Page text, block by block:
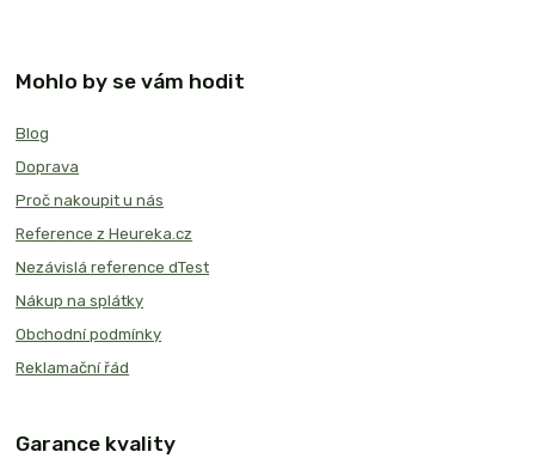
Mohlo by se vám hodit
Blog
Doprava
Proč nakoupit u nás
Reference z Heureka.cz
Nezávislá reference dTest
Nákup na splátky
Obchodní podmínky
Reklamační řád
Garance kvality